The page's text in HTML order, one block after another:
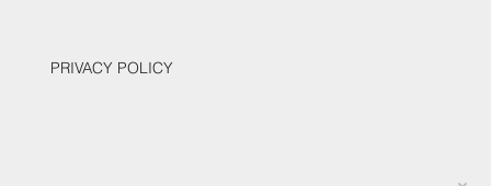
PRIVACY POLICY